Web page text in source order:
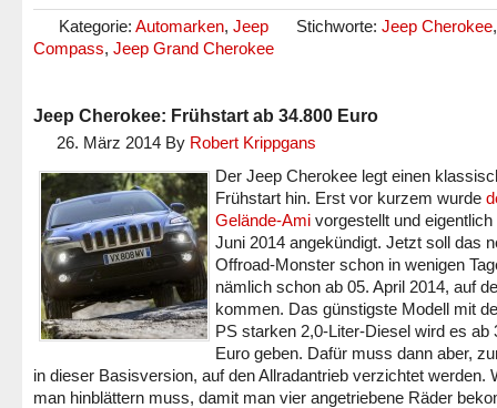
Kategorie: Automarken, Jeep Stichworte: Jeep Cherokee
Compass, Jeep Grand Cherokee
Jeep Cherokee: Frühstart ab 34.800 Euro
26. März 2014 By Robert Krippgans
Der Jeep Cherokee legt einen
Frühstart hin. Erst vor kurzem wurde
Gelände-Ami vorgestellt und
Juni 2014 angekündigt. Jetzt soll das
Offroad-Monster schon in wenigen
nämlich schon ab 05. April 2014, auf
kommen. Das günstigste Modell mit
PS starken 2,0-Liter-Diesel wird es ab
Euro geben. Dafür muss dann aber,
in dieser Basisversion, auf den Allradantrieb verzichtet werden.
man hinblättern muss, damit man vier angetriebene Räder